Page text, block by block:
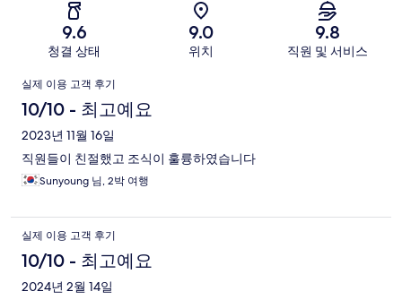
9.6
청결 상태
9.0
위치
9.8
직원 및 서비스
이
용
후
기
실제 이용 고객 후기
10/10 - 최고예요
2023년 11월 16일
직원들이 친절했고 조식이 훌륭하였습니다
Sunyoung 님, 2박 여행
실제 이용 고객 후기
10/10 - 최고예요
2024년 2월 14일